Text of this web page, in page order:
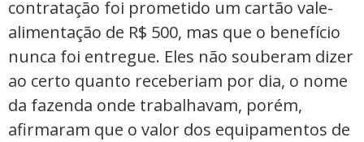
contratação foi prometido um cartão vale-
alimentação de R$ 500, mas que o benefício
nunca foi entregue. Eles não souberam dizer
ao certo quanto receberiam por dia, o nome
da fazenda onde trabalhavam, porém,
afirmaram que o valor dos equipamentos de